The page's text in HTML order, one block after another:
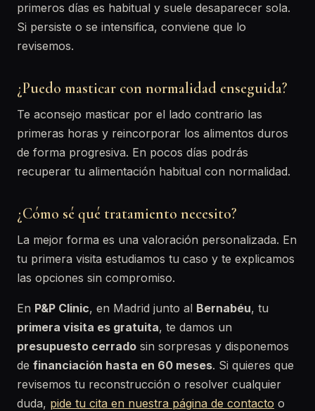
primeros días es habitual y suele desaparecer sola.
Si persiste o se intensifica, conviene que lo
revisemos.
¿Puedo masticar con normalidad enseguida?
Te aconsejo masticar por el lado contrario las
primeras horas y reincorporar los alimentos duros
de forma progresiva. En pocos días podrás
recuperar tu alimentación habitual con normalidad.
¿Cómo sé qué tratamiento necesito?
La mejor forma es una valoración personalizada. En
tu primera visita estudiamos tu caso y te explicamos
las opciones sin compromiso.
En P&P Clinic, en Madrid junto al Bernabéu, tu
primera visita es gratuita, te damos un
presupuesto cerrado sin sorpresas y disponemos
de financiación hasta en 60 meses. Si quieres que
revisemos tu reconstrucción o resolver cualquier
duda, pide tu cita en nuestra página de contacto o